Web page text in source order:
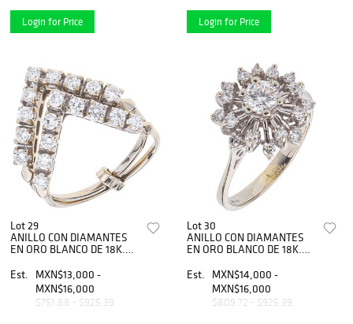
Login for Price Login for Price
Lot 29
ANILLO CON DIAMANTES
EN ORO BLANCO DE 18K.
~0.65 ct. Peso: 4.9 g. Talla: 7
Ã‚Â¼
Est.
MXN$13,000 -
MXN$16,000
$751.88 - $925.39
Lot 30
ANILLO CON DIAMANTES
EN ORO BLANCO DE 18K.
~0.30 ct Claridad: VS2-SI1.
Peso: 4.0 g. Talla: 6 Ã‚Â½
Est.
MXN$14,000 -
MXN$16,000
$809.72 - $925.39